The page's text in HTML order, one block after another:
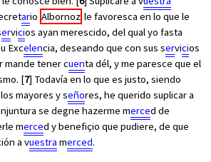
ario Albornoz le favoresca en lo que le
ervicios ayan merescido, del qual yo fasta
Excelencia, deseando que con sus servicios
mande tener cuenta dél, y me paresce que el
[7] Todavía en lo que es justo, siendo
mayores y señores, he querido suplicar a
se degne hazerme merced de
merced y benefiçio que pudiere, de que
a vuestra merced.